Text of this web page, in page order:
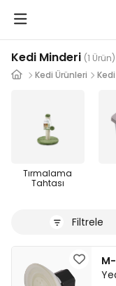
Kedi Minderi (1 Ürün)
Kedi Ürünleri
Tırmalama
Tahtası
Filtrele